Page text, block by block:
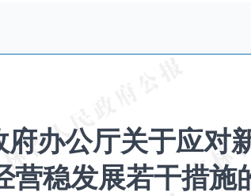
办公厅关于应对
营稳发展若干措施